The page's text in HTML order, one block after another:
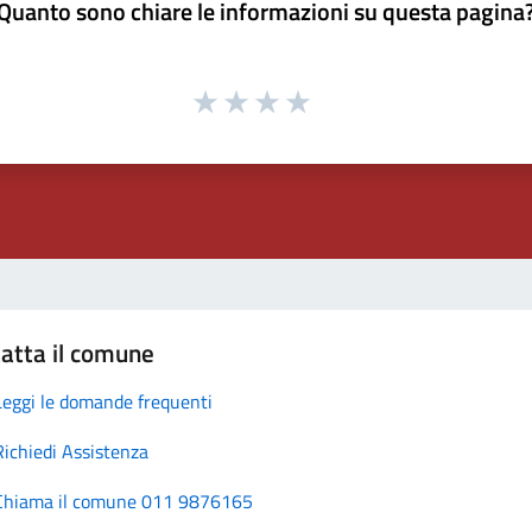
sono chiare le informazioni su questa
il comune
le domande frequenti
Assistenza
il comune 011 9876165